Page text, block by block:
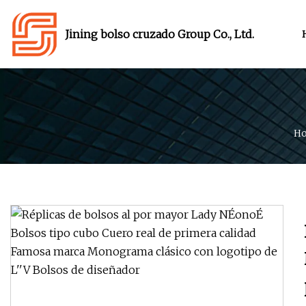
Jining bolso cruzado Group Co., Ltd.